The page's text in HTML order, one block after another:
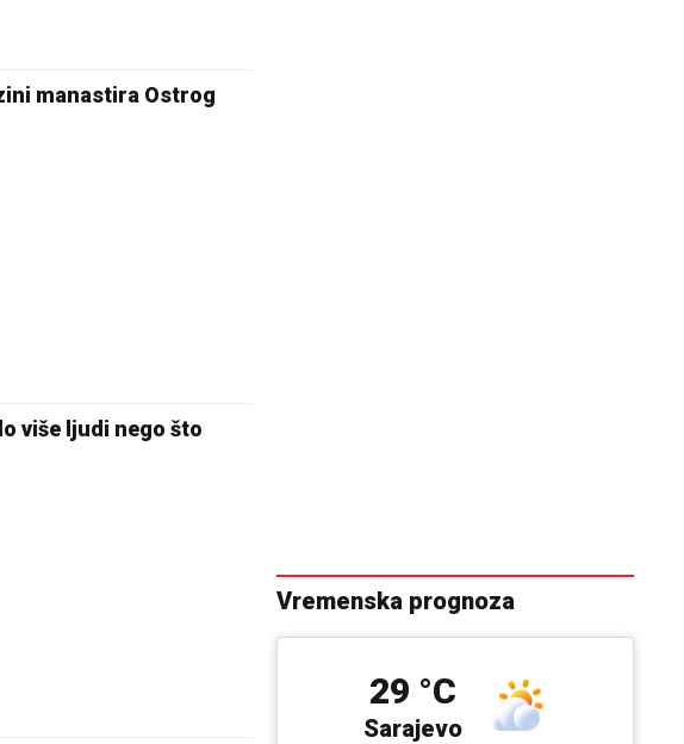
manastira Ostrog
više ljudi nego što
Vremenska prognoza
Sarajevo
29 °C